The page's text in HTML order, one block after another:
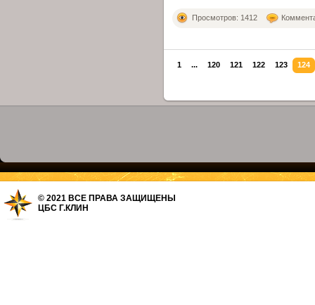
Просмотров: 1412
1 ... 120 121 122 123 124
© 2021 ВСЕ ПРАВА ЗАЩИЩЕНЫ
ЦБС Г.КЛИН